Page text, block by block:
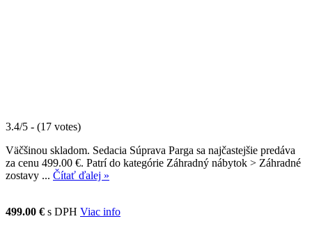
3.4/5 - (17 votes)
Väčšinou skladom. Sedacia Súprava Parga sa najčastejšie predáva
za cenu 499.00 €. Patrí do kategórie Záhradný nábytok > Záhradné
zostavy ... Čítať ďalej »
499.00 € s DPH Viac info